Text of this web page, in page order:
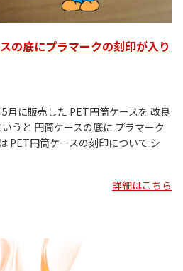
の底にプラマークの刻印が入り
に販売した PET円筒ケースを 改良
うと 円筒ケースの底に プラマーク
PET円筒ケースの刻印について シ
詳細はこちら